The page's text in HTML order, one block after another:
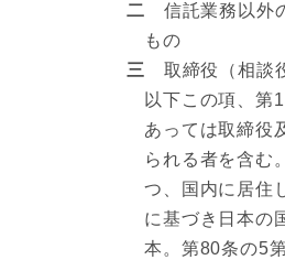
二 信託業務以外
もの
三
取締役（相談
以下この項、第
あっては取締役
られる者を含む
つ、国内に居住
に基づき日本の
本。第80条の5